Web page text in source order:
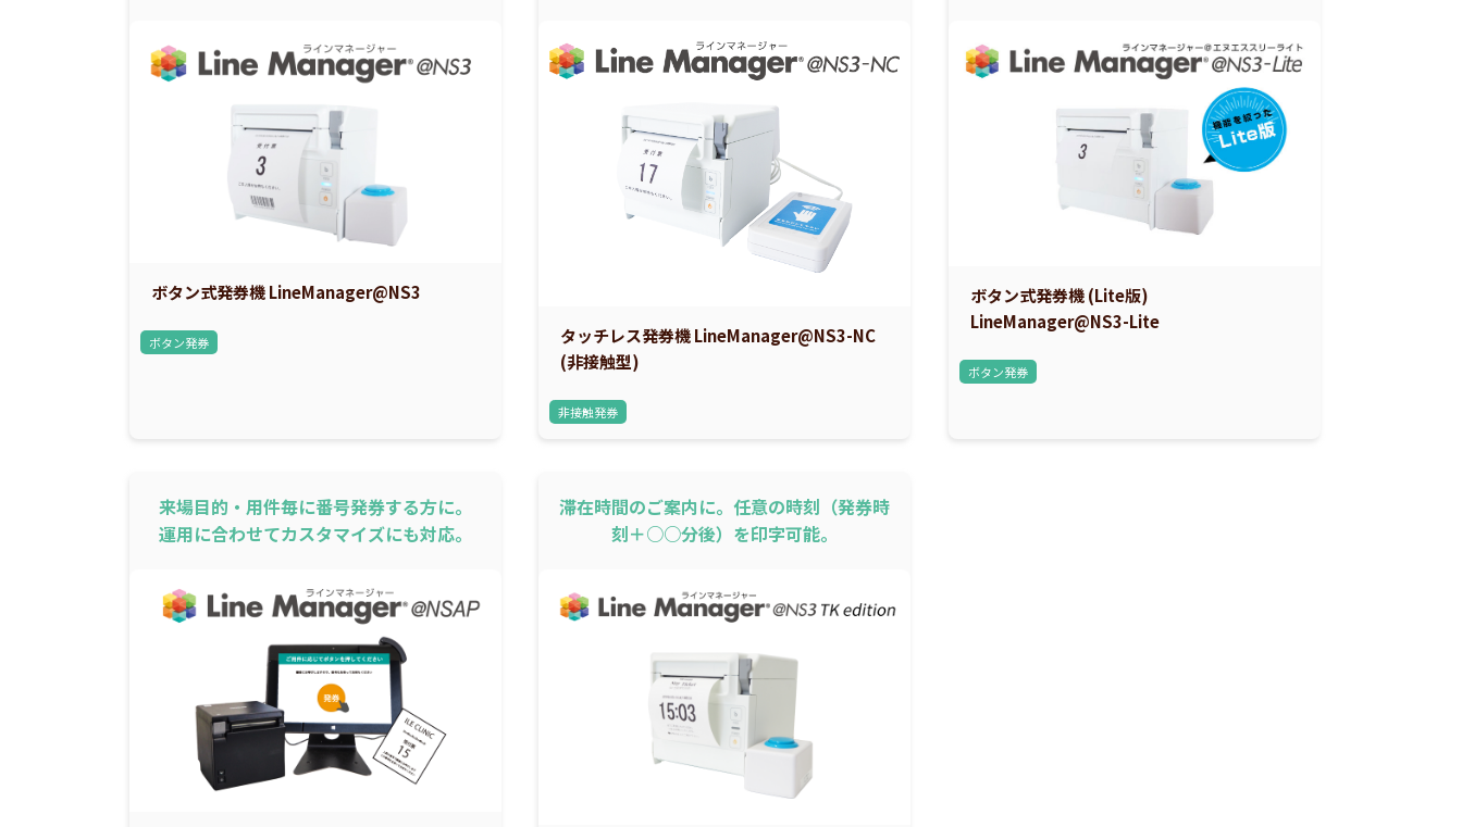
ボタン式発券機 LineManager@NS3
ボタン発券
タッチレス発券機 LineManager@NS3-NC
(非接触型)
非接触発券
ボタン式発券機 (Lite版)
LineManager@NS3-Lite
ボタン発券
来場目的・用件毎に番号発券する方に。
運用に合わせてカスタマイズにも対応。
滞在時間のご案内に。任意の時刻（発券時
刻＋○○分後）を印字可能。